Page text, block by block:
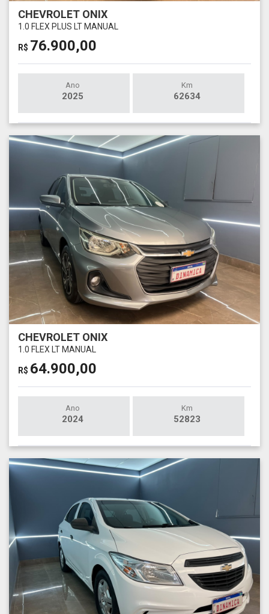
CHEVROLET ONIX
1.0 FLEX PLUS LT MANUAL
R$ 76.900,00
Ano
2025
Km
62634
CHEVROLET ONIX
1.0 FLEX LT MANUAL
R$ 64.900,00
Ano
2024
Km
52823